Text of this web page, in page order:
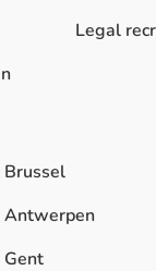
Legal
Brussel
Antwerpen
Gent